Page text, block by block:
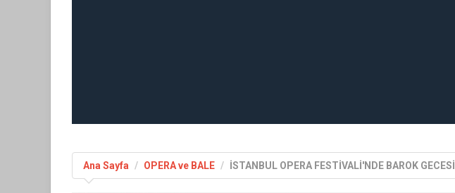
Ana Sayfa OPERA ve BALE İSTANBUL OPERA FESTİVALİ'NDE BAROK GECESİ